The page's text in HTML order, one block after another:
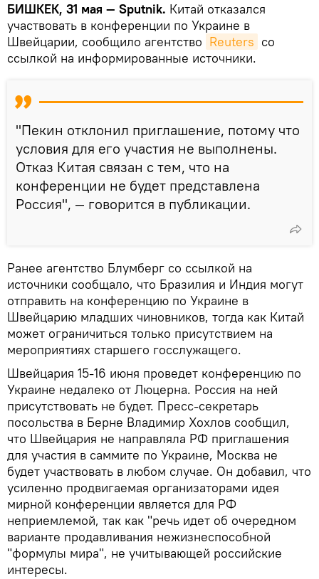
БИШКЕК, 31 мая — Sputnik. Китай отказался
участвовать в конференции по Украине в
Швейцарии, сообщило агентство Reuters со
ссылкой на информированные источники.
"Пекин отклонил приглашение, потому что
условия для его участия не выполнены.
Отказ Китая связан с тем, что на
конференции не будет представлена
Россия", — говорится в публикации.
Ранее агентство Блумберг со ссылкой на
источники сообщало, что Бразилия и Индия могут
отправить на конференцию по Украине в
Швейцарию младших чиновников, тогда как Китай
может ограничиться только присутствием на
мероприятиях старшего госслужащего.
Швейцария 15-16 июня проведет конференцию по
Украине недалеко от Люцерна. Россия на ней
присутствовать не будет. Пресс-секретарь
посольства в Берне Владимир Хохлов сообщил,
что Швейцария не направляла РФ приглашения
для участия в саммите по Украине, Москва не
будет участвовать в любом случае. Он добавил, что
усиленно продвигаемая организаторами идея
мирной конференции является для РФ
неприемлемой, так как "речь идет об очередном
варианте продавливания нежизнеспособной
"формулы мира", не учитывающей российские
интересы.